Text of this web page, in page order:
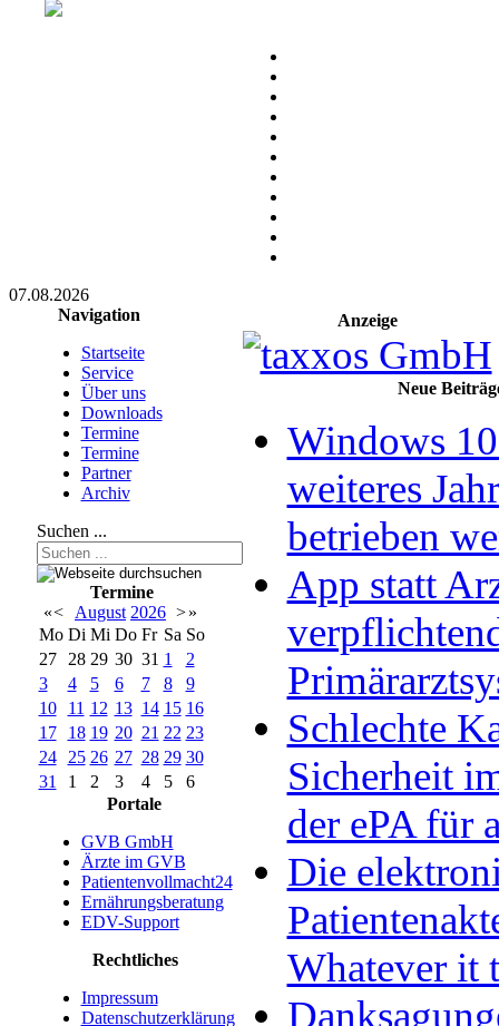
07.08.2026
Navigation
Startseite
Service
Über uns
Downloads
Termine
Termine
Partner
Archiv
Suchen ...
Termine
«< August 2026 >»
Mo Di Mi Do Fr Sa So
27
28 29 30 31 1
2
3
4 5 6 7 8
9
10
11 12 13 14 15 16
17
18 19 20 21 22 23
24
25 26 27 28 29 30
31
1 2 3 4 5
6
Portale
GVB GmbH
Ärzte im GVB
Patientenvollmacht24
Ernährungsberatung
EDV-Support
Rechtliches
Impressum
Datenschutzerklärung
Anzeige
Neue
Windows
weiteres
betrieben
App statt
Schlechte
Sicherheit
der ePA für
Die
Whatever it